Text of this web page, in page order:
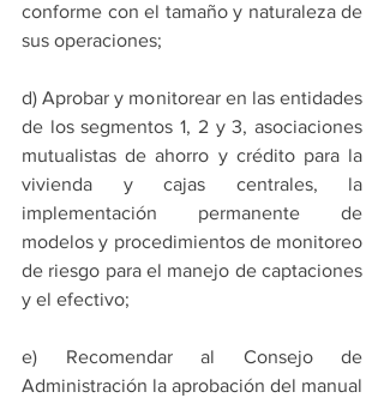
conforme con el tamaño y naturaleza de
sus operaciones;
d) Aprobar y monitorear en las entidades
de los segmentos 1, 2 y 3, asociaciones
mutualistas de ahorro y crédito para la
vivienda y cajas centrales, la
implementación permanente de
modelos y procedimientos de monitoreo
de riesgo para el manejo de captaciones
y el efectivo;
e) Recomendar al Consejo de
Administración la aprobación del manual